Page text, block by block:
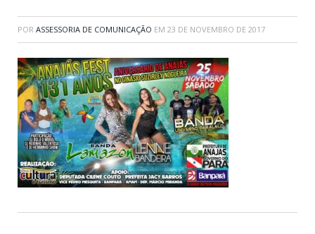
POR ASSESSORIA DE COMUNICAÇÃO EM 23 DE NOVEMBRO DE 2017